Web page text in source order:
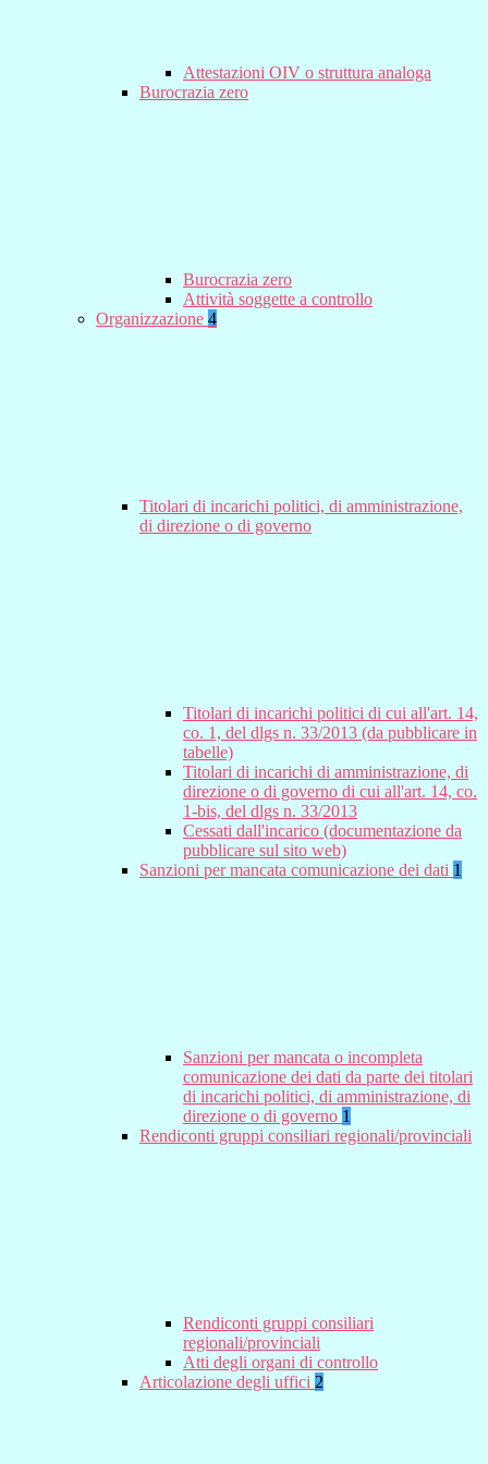
Attestazioni OIV o struttura analoga
Burocrazia zero
Burocrazia zero
Attività soggette a controllo
Organizzazione 4
Titolari di incarichi politici, di amministrazione,
di direzione o di governo
Titolari di incarichi politici di cui all'art. 14,
co. 1, del dlgs n. 33/2013 (da pubblicare in
tabelle)
Titolari di incarichi di amministrazione, di
direzione o di governo di cui all'art. 14, co.
1-bis, del dlgs n. 33/2013
Cessati dall'incarico (documentazione da
pubblicare sul sito web)
Sanzioni per mancata comunicazione dei dati 1
Sanzioni per mancata o incompleta
comunicazione dei dati da parte dei titolari
di incarichi politici, di amministrazione, di
direzione o di governo 1
Rendiconti gruppi consiliari regionali/provinciali
Rendiconti gruppi consiliari
regionali/provinciali
Atti degli organi di controllo
Articolazione degli uffici 2